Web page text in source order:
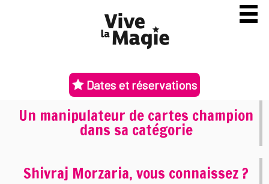
Dates et réservations
Un manipulateur de cartes champion
dans sa catégorie
Shivraj Morzaria, vous connaissez ?